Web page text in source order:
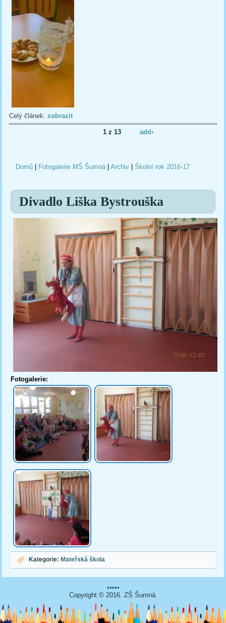
Celý článek:zobrazit
1 z 13 add›
Domů| Fotogalerie MŠ Šumná| Archiv| Školní rok 2016-17
Divadlo Liška Bystrouška
Fotogalerie:
Kategorie: Mateřská škola
•••••
Copyright © 2016. ZŠ Šumná.